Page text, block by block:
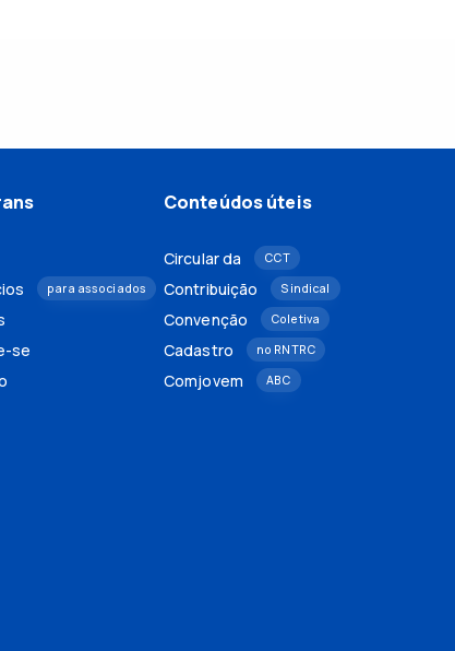
para associados
se
Conteúdos úteis
Circular da CCT
Contribuição Sindical
Convenção Coletiva
Cadastro no RNTRC
Comjovem ABC